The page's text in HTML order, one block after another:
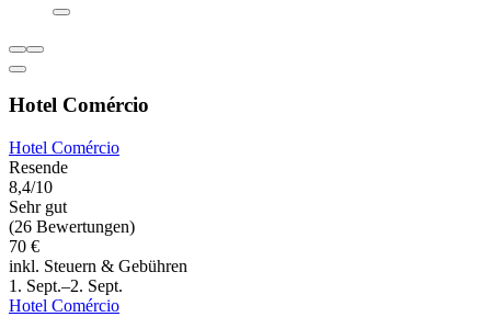
Hotel Comércio
Hotel Comércio
Resende
8,4/10
Sehr gut
(26 Bewertungen)
70 €
inkl. Steuern & Gebühren
1. Sept.–2. Sept.
Hotel Comércio